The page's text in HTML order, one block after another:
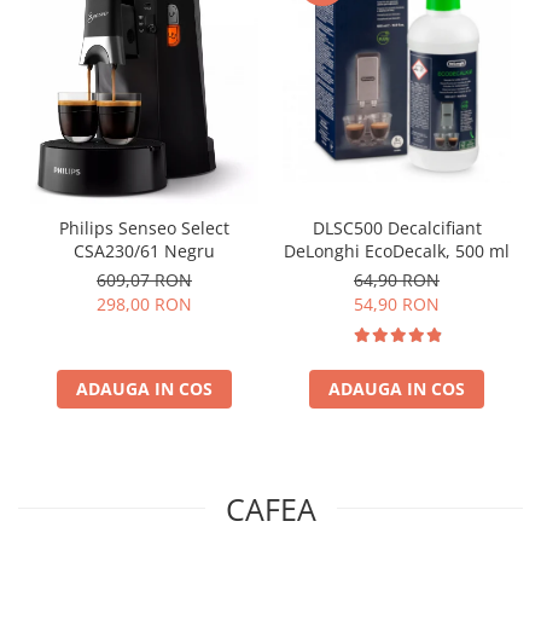
Philips Senseo Select
CSA230/61 Negru
609,07 RON
298,00 RON
ADAUGA IN COS
DLSC500 Decalcifiant
DeLonghi EcoDecalk, 500 ml
64,90 RON
54,90 RON
ADAUGA IN COS
CAFEA